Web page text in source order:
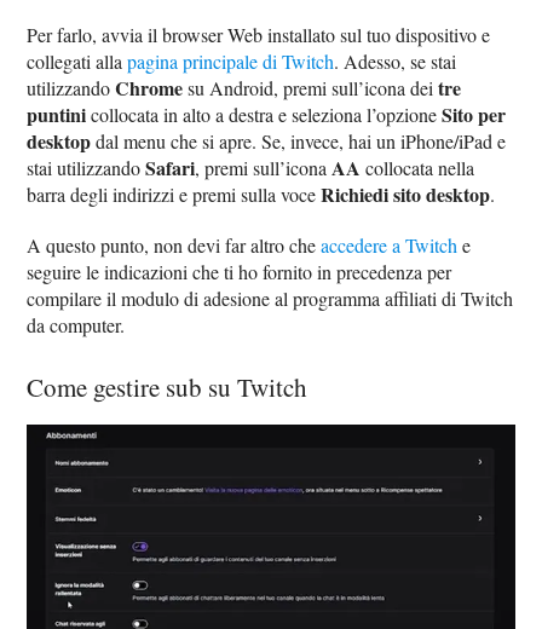
Per farlo, avvia il browser Web installato sul tuo dispositivo e
collegati allapagina principale di Twitch. Adesso, se stai
utilizzandoChromesu Android, premi sull’icona deitre
puntinicollocata in alto a destra e seleziona l’opzioneSito per
desktopdal menu che si apre. Se, invece, hai un iPhone/iPad e
stai utilizzandoSafari, premi sull’iconaAA collocata nella
barra degli indirizzi e premi sulla voceRichiedi sito desktop.
A questo punto, non devi far altro cheaccedere a Twitche
seguire le indicazioni che ti ho fornito in precedenza per
compilare il modulo di adesione al programma affiliati di Twitch
da computer.
Come gestire sub su Twitch